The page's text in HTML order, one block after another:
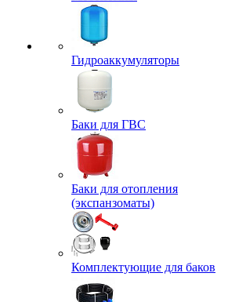
Гидроаккумуляторы
Баки для ГВС
Баки для отопления
(экспанзоматы)
Комплектующие для баков